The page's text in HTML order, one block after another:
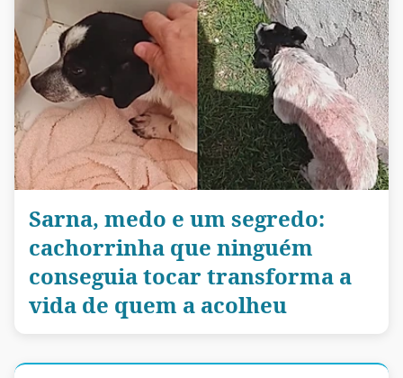
Sarna, medo e um segredo:
cachorrinha que ninguém
conseguia tocar transforma a
vida de quem a acolheu